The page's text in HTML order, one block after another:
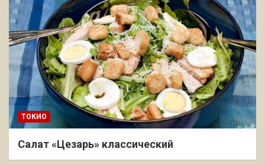
ТОКИО
Салат «Цезарь» классический